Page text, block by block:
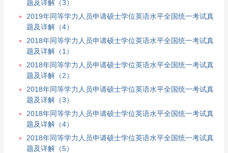
题及详解（3）
2019年同等学力人员申请硕士学位英语水平全国统一考试真
题及详解（4）
2018年同等学力人员申请硕士学位英语水平全国统一考试真
题及详解（1）
2018年同等学力人员申请硕士学位英语水平全国统一考试真
题及详解（2）
2018年同等学力人员申请硕士学位英语水平全国统一考试真
题及详解（3）
2018年同等学力人员申请硕士学位英语水平全国统一考试真
题及详解（4）
2018年同等学力人员申请硕士学位英语水平全国统一考试真
题及详解（5）